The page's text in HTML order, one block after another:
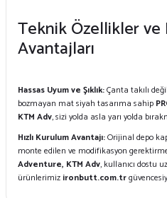
Teknik Özellikler ve
Avantajları
Hassas Uyum ve Şıklık:Çanta takılı
bozmayan mat siyah tasarıma sahip
KTM Adv, sizi yolda asla yarı yolda
Hızlı Kurulum Avantajı:Orijinal depo
monte edilen ve modifikasyon
Adventure, KTM Adv, kullanıcı dostu
ürünlerimiz ironbutt.com.tr